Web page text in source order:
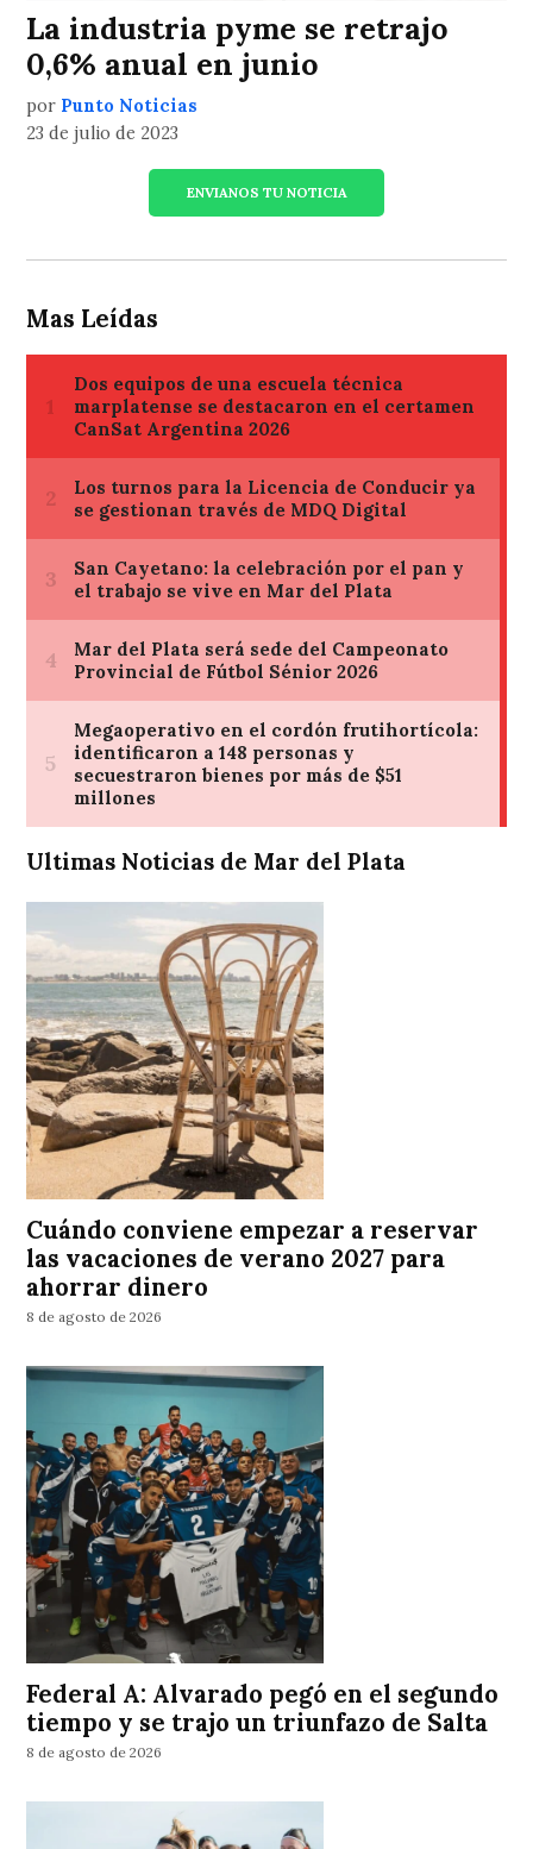
La industria pyme se retrajo
0,6% anual en junio
por Punto Noticias
23 de julio de 2023
ENVIANOS TU NOTICIA
Mas Leídas
Ultimas Noticias de Mar del Plata
Cuándo conviene empezar a reservar
las vacaciones de verano 2027 para
ahorrar dinero
8 de agosto de 2026
Federal A: Alvarado pegó en el segundo
tiempo y se trajo un triunfazo de Salta
8 de agosto de 2026